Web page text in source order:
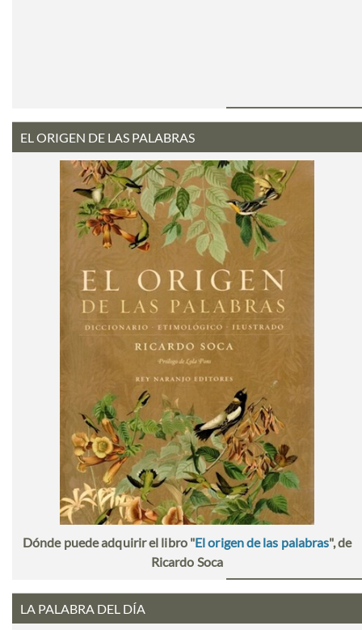
EL ORIGEN DE LAS PALABRAS
Dónde puede adquirir el libro "El origen de las palabras", de
Ricardo Soca
LA PALABRA DEL DÍA